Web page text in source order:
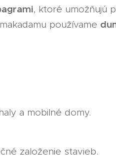
, ktoré umožňujú
používame
a mobilné domy.
založenie stavieb.